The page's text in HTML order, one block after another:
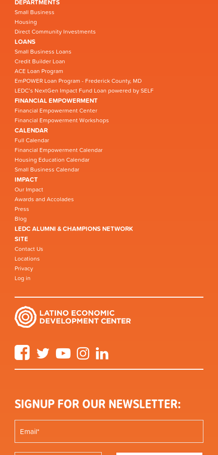
DEPARTMENTS
Small Business
Housing
Direct Community Investments
LOANS
Small Business Loans
Credit Builder Loan
ACE Loan Program
EmPOWER Loan Program - Frederick County, MD
LEDC’s NextGen Impact Fund Loan powered by SELF
FINANCIAL EMPOWERMENT
Financial Empowerment Center
Financial Empowerment Workshops
CALENDAR
Full Calendar
Financial Empowerment Calendar
Housing Education Calendar
Small Business Calendar
IMPACT
Our Impact
Awards and Accolades
Press
Blog
LEDC ALUMNI & CHAMPIONS NETWORK
SITE
Contact Us
Locations
Privacy
Log in
FacebookTwitter YouTube Instagram
SIGNUP FOR OUR NEWSLETTER: